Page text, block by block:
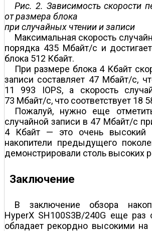
Рис. 2. Зависимость скорости
от размера блока
при случайных чтении и записи
Максимальная скорость
порядка 435 Мбайт/с и
блока 512 Кбайт.
При размере блока 4 Кбайт
записи составляет 47 Мбайт/с,
11 993 IOPS, а скорость
73 Мбайт/с, что соответствует 18
Пожалуй, нужно еще
случайной записи в 47 Мбайт/с
4 Кбайт — это очень высокий
накопители предыдущего
демонстрировали столь высоких
Заключение
В заключение обзора
HyperX SH100S3B/240G еще раз
обладает рекордно высокими